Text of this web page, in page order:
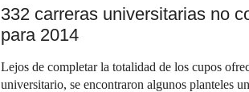
332 carreras universitarias no
para 2014
Lejos de completar la totalidad de los cupos
universitario, se encontraron algunos planteles